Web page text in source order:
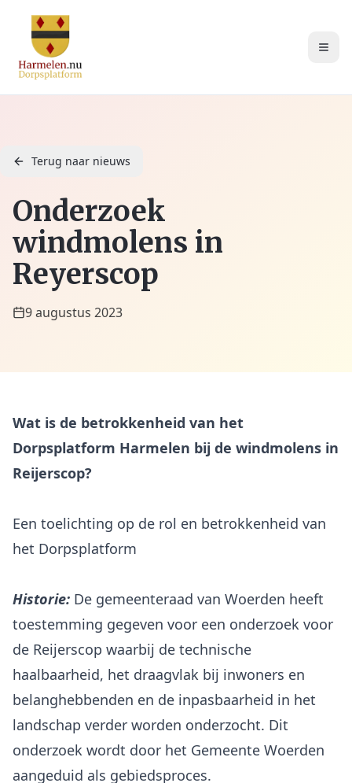
Terug naar nieuws
Onderzoek
windmolens in
Reyerscop
9 augustus 2023
Wat is de betrokkenheid van het
Dorpsplatform Harmelen bij de windmolens in
Reijerscop?
Een toelichting op de rol en betrokkenheid van
het Dorpsplatform
Historie: De gemeenteraad van Woerden heeft
toestemming gegeven voor een onderzoek voor
de Reijerscop waarbij de technische
haalbaarheid, het draagvlak bij inwoners en
belanghebbenden en de inpasbaarheid in het
landschap verder worden onderzocht. Dit
onderzoek wordt door het Gemeente Woerden
aangeduid als gebiedsproces.